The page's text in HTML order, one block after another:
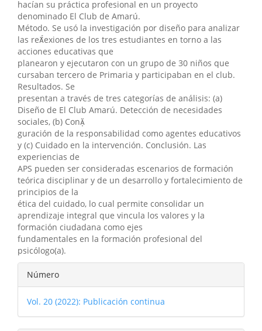
hacían su práctica profesional en un proyecto
denominado El Club de Amarú.
Método. Se usó la investigación por diseño para analizar
las reexiones de los tres estudiantes en torno a las
acciones educativas que
planearon y ejecutaron con un grupo de 30 niños que
cursaban tercero de Primaria y participaban en el club.
Resultados. Se
presentan a través de tres categorías de análisis: (a)
Diseño de El Club Amarú. Detección de necesidades
sociales, (b) Con
guración de la responsabilidad como agentes educativos
y (c) Cuidado en la intervención. Conclusión. Las
experiencias de
APS pueden ser consideradas escenarios de formación
teórica disciplinar y de un desarrollo y fortalecimiento de
principios de la
ética del cuidado, lo cual permite consolidar un
aprendizaje integral que vincula los valores y la
formación ciudadana como ejes
fundamentales en la formación profesional del
psicólogo(a).
Detalles
del
artículo
Número
Vol. 20 (2022): Publicación continua